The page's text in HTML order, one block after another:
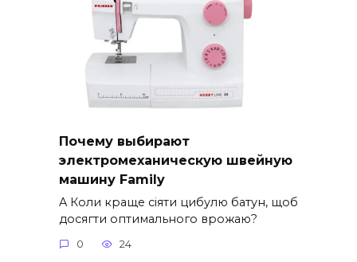
Почему выбирают
электромеханическую швейную
машину Family
A Коли краще сіяти цибулю батун, щоб
досягти оптимального врожаю?
0 24